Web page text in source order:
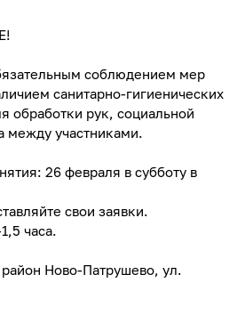
соблюдением мер
санитарно-гигиенических
обработки рук, социальной
между участниками.
26 февраля в субботу в
свои заявки.
часа.
Ново-Патрушево, ул.